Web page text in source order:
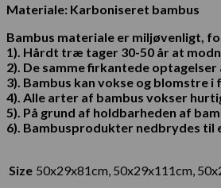
Materiale: Karboniseret bambus
Bambus materiale er miljøvenligt,
1). Hårdt træ tager 30-50 år at
2). De samme firkantede
3). Bambus kan vokse og blomstre
4). Alle arter af bambus vokser
5). På grund af holdbarheden af
6). Bambusprodukter nedbrydes
Size 50x29x81cm, 50x29x111cm,